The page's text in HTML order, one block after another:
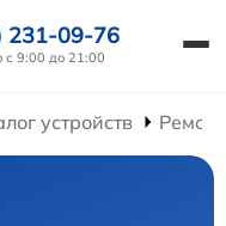
231-09-76
с 9:00 до 21:00
устройств